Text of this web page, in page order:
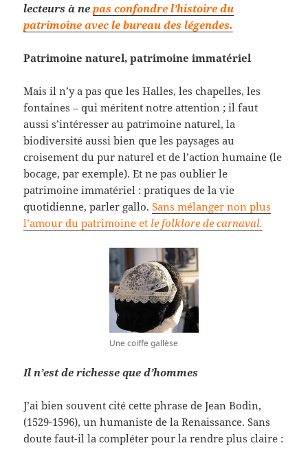
lecteurs à nepas confondre l’histoire du
patrimoine avec le bureau des légendes.
Patrimoine naturel, patrimoine immatériel
Mais il n’y a pas que les Halles, les chapelles, les
fontaines – qui méritent notre attention ; il faut
aussi s’intéresser au patrimoine naturel, la
biodiversité aussi bien que les paysages au
croisement du pur naturel et de l’action humaine (le
bocage, par exemple). Et ne pas oublier le
patrimoine immatériel : pratiques de la vie
quotidienne, parler gallo.Sans mélanger non plus
l’amour du patrimoine et le folklore de carnaval.
Une coiffe gallèse
Il n’est de richesse que d’hommes
J’ai bien souvent cité cette phrase de Jean Bodin,
(1529-1596), un humaniste de la Renaissance. Sans
doute faut-il la compléter pour la rendre plus claire :